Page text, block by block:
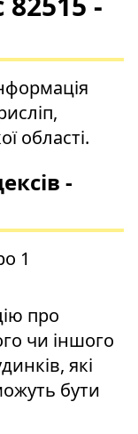
області.
-
1
про
чи іншого
які
бути